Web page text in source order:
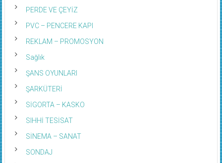
PERDE VE ÇEYİZ
PVC – PENCERE KAPI
REKLAM – PROMOSYON
Sağlık
ŞANS OYUNLARI
ŞARKÜTERİ
SİGORTA – KASKO
SIHHİ TESİSAT
SİNEMA – SANAT
SONDAJ